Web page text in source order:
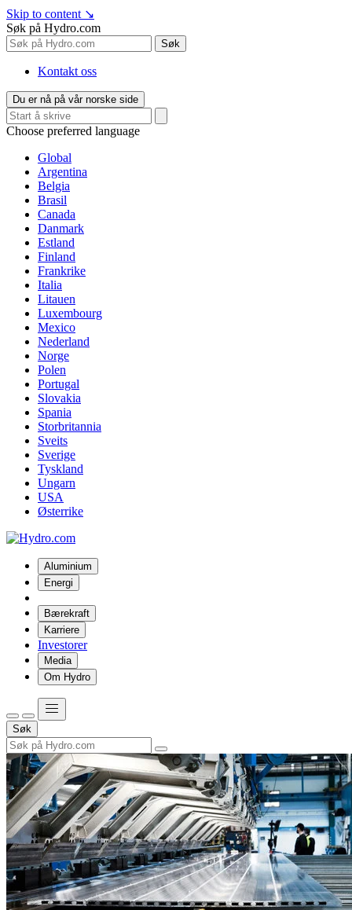
Skip to content ↘
Søk på Hydro.com
Søk
Kontakt oss
Du er nå på vår norske side
Choose preferred language
Global
Argentina
Belgia
Brasil
Canada
Danmark
Estland
Finland
Frankrike
Italia
Litauen
Luxembourg
Mexico
Nederland
Norge
Polen
Portugal
Slovakia
Spania
Storbritannia
Sveits
Sverige
Tyskland
Ungarn
USA
Østerrike
Aluminium
Energi
Bærekraft
Karriere
Investorer
Media
Om Hydro
Søk